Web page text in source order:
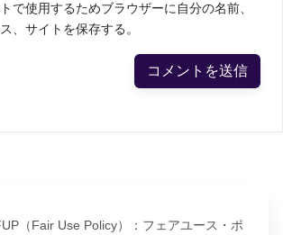
で使用するためブラウザーに自分の名前、
、サイトを保存する。
（Fair Use Policy）：フェアユース・ポ